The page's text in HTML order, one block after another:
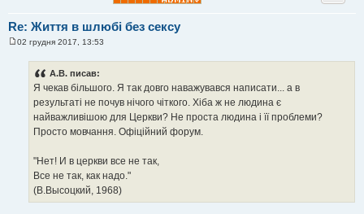
Re: Життя в шлюбі без сексу
02 грудня 2017, 13:53
A.B. писав:
Я чекав більшого. Я так довго наважувався написати... а в
результаті не почув нічого чіткого. Хіба ж не людина є
найважливішою для Церкви? Не проста людина і її проблеми?
Просто мовчання. Офіційний форум.
"Нет! И в церкви все не так,
Все не так, как надо."
(В.Высоцкий, 1968)